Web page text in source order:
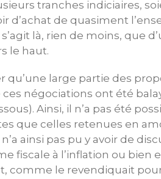
tranches indiciaires,
de quasiment
là, rien de moins, que
le haut.
large partie des
négociations ont été
Ainsi, il n’a pas été
que celles retenues en
ainsi pas pu y avoir de
fiscale à l’inflation ou bien
comme le revendiquait